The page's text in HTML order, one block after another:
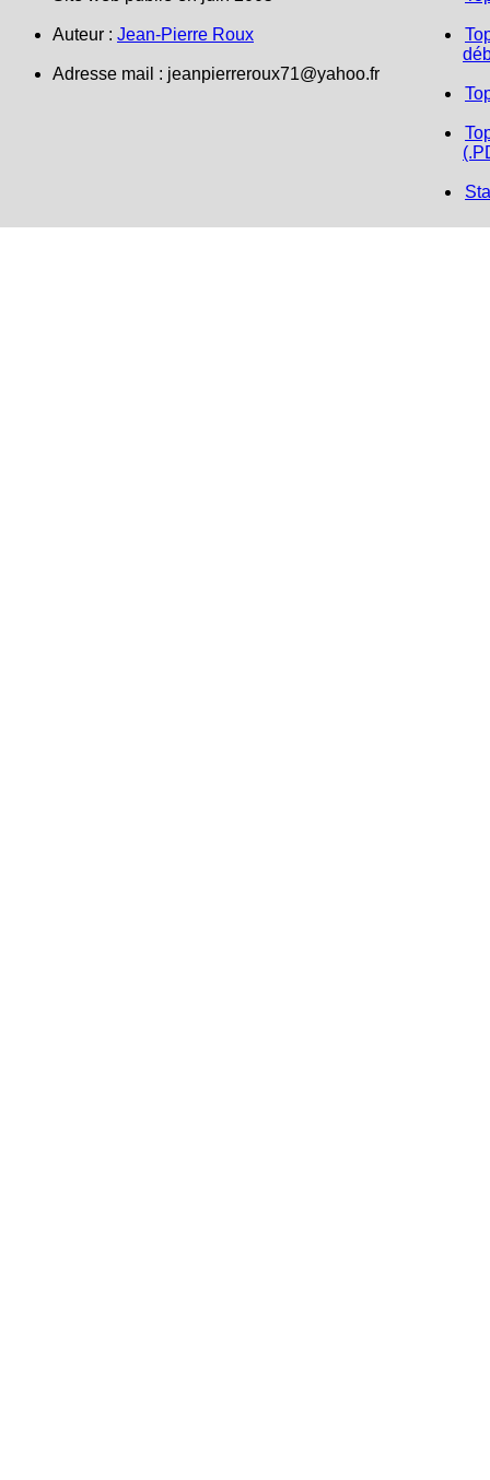
Auteur : Jean-Pierre Roux
Adresse mail : jeanpierreroux71@yahoo.fr